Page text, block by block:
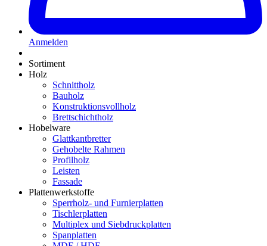
Anmelden
Sortiment
Holz
Schnittholz
Bauholz
Konstruktionsvollholz
Brettschichtholz
Hobelware
Glattkantbretter
Gehobelte Rahmen
Profilholz
Leisten
Fassade
Plattenwerkstoffe
Sperrholz- und Furnierplatten
Tischlerplatten
Multiplex und Siebdruckplatten
Spanplatten